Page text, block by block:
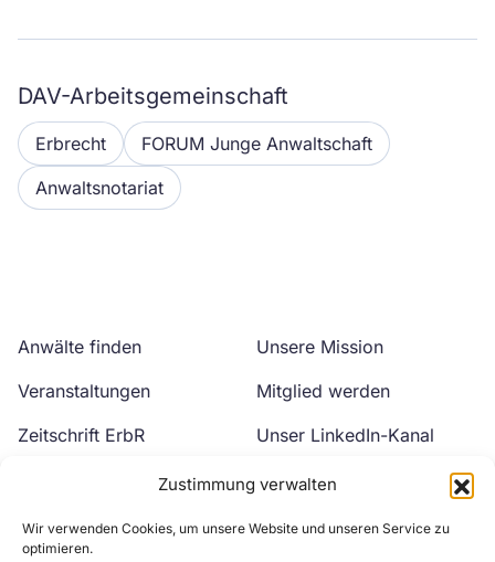
Zustimmung verwalten
Wir verwenden Cookies, um unsere Website und unseren Service zu
optimieren.
DAV-Arbeitsgemeinschaft
Erbrecht
FORUM Junge Anwaltschaft
Anwaltsnotariat
Anwälte finden
Veranstaltungen
Zeitschrift ErbR
Unsere Mission
Mitglied werden
Unser LinkedIn-Kanal
Unser YouTube-Kanal